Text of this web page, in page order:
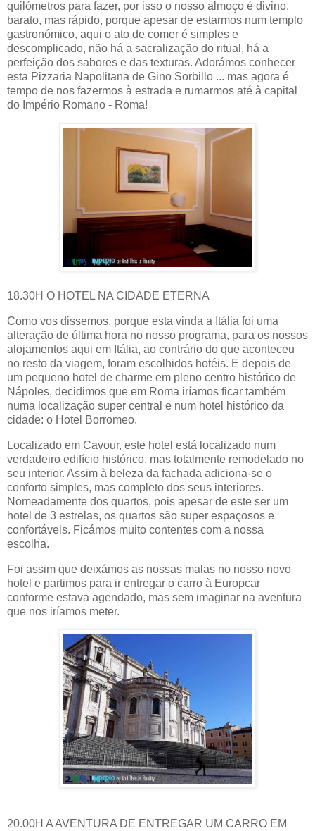
quilómetros para fazer, por isso o nosso almoço é divino,
barato, mas rápido, porque apesar de estarmos num templo
gastronómico, aqui o ato de comer é simples e
descomplicado, não há a sacralização do ritual, há a
perfeição dos sabores e das texturas. Adorámos conhecer
esta Pizzaria Napolitana de Gino Sorbillo ... mas agora é
tempo de nos fazermos à estrada e rumarmos até à capital
do Império Romano - Roma!
18.30H O HOTEL NA CIDADE ETERNA
Como vos dissemos, porque esta vinda a Itália foi uma
alteração de última hora no nosso programa, para os nossos
alojamentos aqui em Itália, ao contrário do que aconteceu
no resto da viagem, foram escolhidos hotéis. E depois de
um pequeno hotel de charme em pleno centro histórico de
Nápoles, decidimos que em Roma iríamos ficar também
numa localização super central e num hotel histórico da
cidade: o Hotel Borromeo.
Localizado em Cavour, este hotel está localizado num
verdadeiro edifício histórico, mas totalmente remodelado no
seu interior. Assim à beleza da fachada adiciona-se o
conforto simples, mas completo dos seus interiores.
Nomeadamente dos quartos, pois apesar de este ser um
hotel de 3 estrelas, os quartos são super espaçosos e
confortáveis. Ficámos muito contentes com a nossa
escolha.
Foi assim que deixámos as nossas malas no nosso novo
hotel e partimos para ir entregar o carro à Europcar
conforme estava agendado, mas sem imaginar na aventura
que nos iríamos meter.
20.00H A AVENTURA DE ENTREGAR UM CARRO EM